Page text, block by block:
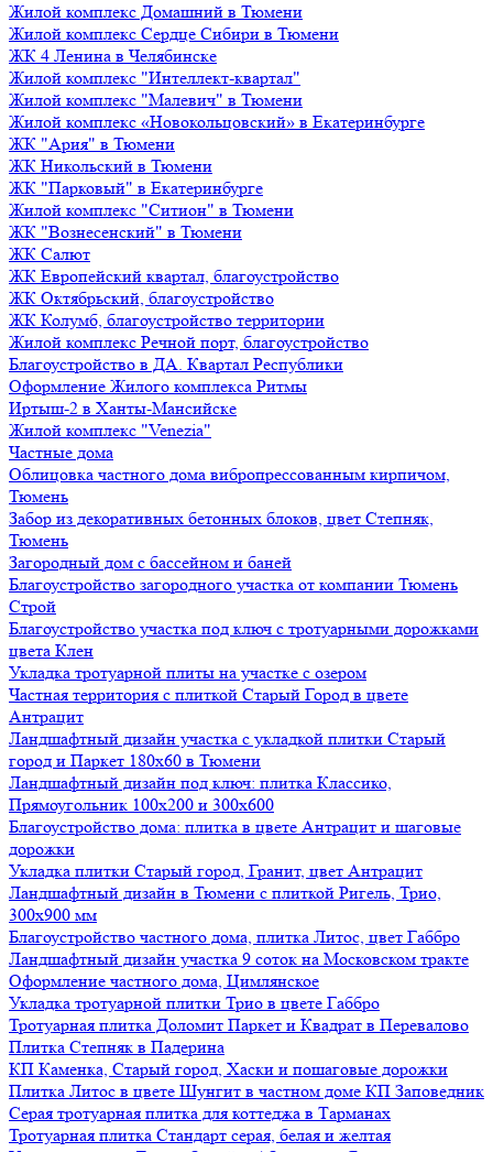
Жилой комплекс Домашний в Тюмени
Жилой комплекс Сердце Сибири в Тюмени
ЖК 4 Ленина в Челябинске
Жилой комплекс "Интеллект-квартал"
Жилой комплекс "Малевич" в Тюмени
Жилой комплекс «Новокольцовский» в Екатеринбурге
ЖК "Ария" в Тюмени
ЖК Никольский в Тюмени
ЖК "Парковый" в Екатеринбурге
Жилой комплекс "Ситион" в Тюмени
ЖК "Вознесенский" в Тюмени
ЖК Салют
ЖК Европейский квартал, благоустройство
ЖК Октябрьский, благоустройство
ЖК Колумб, благоустройство территории
Жилой комплекс Речной порт, благоустройство
Благоустройство в ДА. Квартал Республики
Оформление Жилого комплекса Ритмы
Иртыш-2 в Ханты-Мансийске
Жилой комплекс "Venezia"
Частные дома
Облицовка частного дома вибропрессованным кирпичом,
Тюмень
Забор из декоративных бетонных блоков, цвет Степняк,
Тюмень
Загородный дом с бассейном и баней
Благоустройство загородного участка от компании Тюмень
Строй
Благоустройство участка под ключ с тротуарными дорожками
цвета Клен
Укладка тротуарной плиты на участке с озером
Частная территория с плиткой Старый Город в цвете
Антрацит
Ландшафтный дизайн участка с укладкой плитки Старый
город и Паркет 180х60 в Тюмени
Ландшафтный дизайн под ключ: плитка Классико,
Прямоугольник 100х200 и 300х600
Благоустройство дома: плитка в цвете Антрацит и шаговые
дорожки
Укладка плитки Старый город, Гранит, цвет Антрацит
Ландшафтный дизайн в Тюмени с плиткой Ригель, Трио,
300х900 мм
Благоустройство частного дома, плитка Литос, цвет Габбро
Ландшафтный дизайн участка 9 соток на Московском тракте
Оформление частного дома, Цимлянское
Укладка тротуарной плитки Трио в цвете Габбро
Тротуарная плитка Доломит Паркет и Квадрат в Перевалово
Плитка Степняк в Падерина
КП Каменка, Старый город, Хаски и пошаговые дорожки
Плитка Литос в цвете Шунгит в частном доме КП Заповедник
Серая тротуарная плитка для коттеджа в Тарманах
Тротуарная плитка Стандарт серая, белая и желтая